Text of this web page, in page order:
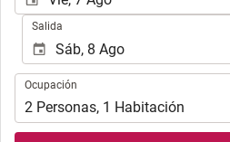
Salida
Ocupación
Ocupación
2 Personas, 1 Habitación